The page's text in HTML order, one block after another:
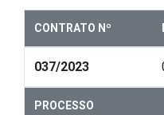
CONTRATO Nº
037/2023
PROCESSO